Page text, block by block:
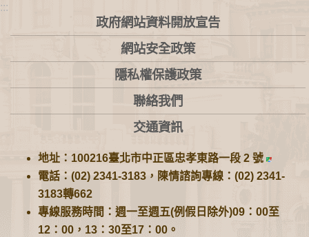
:::
政府網站資料開放宣告
網站安全政策
隱私權保護政策
聯絡我們
交通資訊
地址：100216臺北市中正區忠孝東路一段 2 號
電話：(02) 2341-3183，陳情諮詢專線：(02) 2341-
3183轉662
專線服務時間：週一至週五(例假日除外)09：00至
12：00，13：30至17：00。